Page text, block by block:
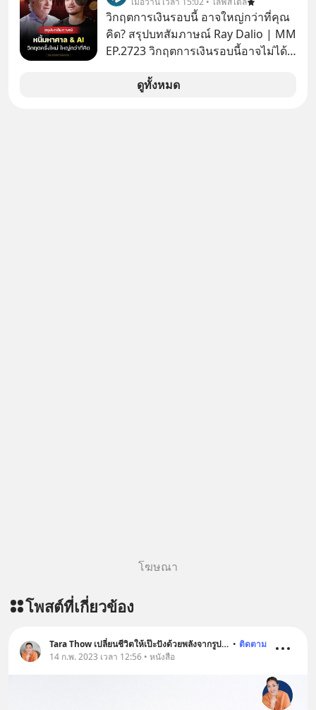
#missiontothemoonpodcast
ฮาวาย (Kalākaua)” พระมหากษัตริย์
พระองค์สุดท้ายแห่งราชอาณาจักร
ฮาวาย ได้เสด็จพระราชดำเนินเยือนรอบ
พระองค์ทรงสร้างสัมพันธไมตรีกับ
ประเทศญี่ปุ่น ทรงหารือเรื่องการค้าใน
วิกฤตการเงินรอบนี้ อาจใหญ่กว่าที่คุณ
คิด? สรุปบทสัมภาษณ์ Ray Dalio | MM
EP.2723 วิกฤตการเงินรอบนี้อาจไม่ได้
Dalio ชายผู้เคยทำนายวิกฤตเศรษฐกิจ
ดูทั้งหมด
โฆษณา
โพสต์ที่เกี่ยวข้อง
Tara Thow เปลี่ยนชีวิตให้เป๊ะปังด้วยพลังจากรูปภาพ • ติดตาม
14 ก.พ. 2023 เวลา 12:56 • หนังสือ